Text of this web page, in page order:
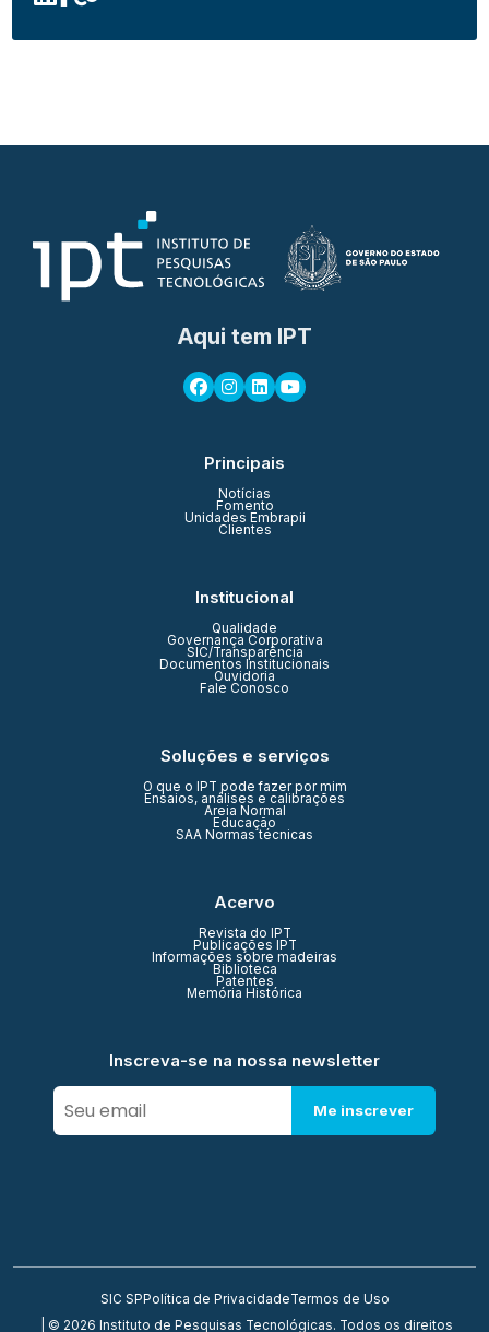
Aqui tem IPT
Principais
Notícias
Fomento
Unidades Embrapii
Clientes
Institucional
Qualidade
Governança Corporativa
SIC/Transparência
Documentos Institucionais
Ouvidoria
Fale Conosco
Soluções e serviços
O que o IPT pode fazer por mim
Ensaios, análises e calibrações
Areia Normal
Educação
SAA Normas técnicas
Acervo
Revista do IPT
Publicações IPT
Informações sobre madeiras
Biblioteca
Patentes
Memória Histórica
Inscreva-se na nossa newsletter
Me inscrever
SIC SP Política de PrivacidadeTermos de Uso
| © 2026 Instituto de Pesquisas Tecnológicas. Todos os direitos